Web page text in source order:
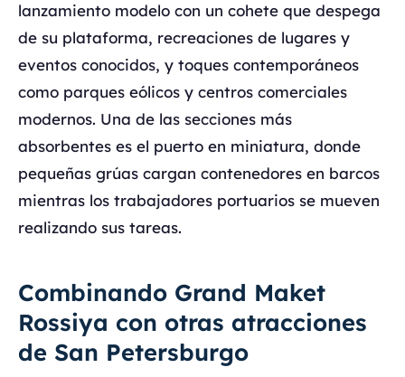
lanzamiento modelo con un cohete que despega
de su plataforma, recreaciones de lugares y
eventos conocidos, y toques contemporáneos
como parques eólicos y centros comerciales
modernos. Una de las secciones más
absorbentes es el puerto en miniatura, donde
pequeñas grúas cargan contenedores en barcos
mientras los trabajadores portuarios se mueven
realizando sus tareas.
Combinando Grand Maket
Rossiya con otras atracciones
de San Petersburgo